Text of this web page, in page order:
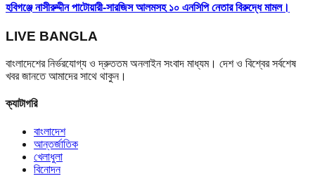
হবিগঞ্জে নাসীরুদ্দীন পাটোয়ারী-সারজিস আলমসহ ১০ এনসিপি নেতার বিরুদ্ধে মামল।
LIVE BANGLA
বাংলাদেশের নির্ভরযোগ্য ও দ্রুততম অনলাইন সংবাদ মাধ্যম। দেশ ও বিশ্বের সর্বশেষ
খবর জানতে আমাদের সাথে থাকুন।
ক্যাটাগরি
বাংলাদেশ
আন্তর্জাতিক
খেলাধুলা
বিনোদন